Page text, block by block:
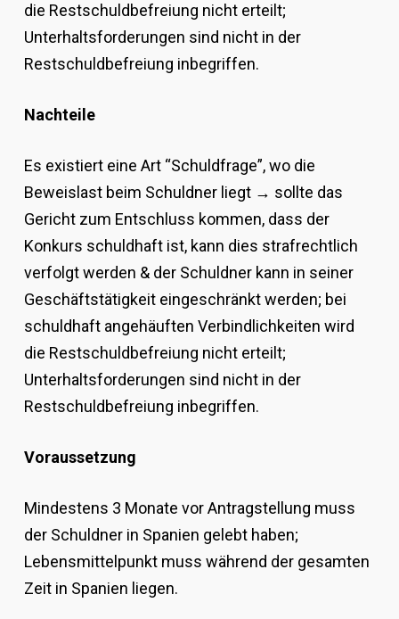
die Restschuldbefreiung nicht erteilt;
Unterhaltsforderungen sind nicht in der
Restschuldbefreiung inbegriffen.
Nachteile
Es existiert eine Art “Schuldfrage”, wo die
Beweislast beim Schuldner liegt → sollte das
Gericht zum Entschluss kommen, dass der
Konkurs schuldhaft ist, kann dies strafrechtlich
verfolgt werden & der Schuldner kann in seiner
Geschäftstätigkeit eingeschränkt werden; bei
schuldhaft angehäuften Verbindlichkeiten wird
die Restschuldbefreiung nicht erteilt;
Unterhaltsforderungen sind nicht in der
Restschuldbefreiung inbegriffen.
Voraussetzung
Mindestens 3 Monate vor Antragstellung muss
der Schuldner in Spanien gelebt haben;
Lebensmittelpunkt muss während der gesamten
Zeit in Spanien liegen.